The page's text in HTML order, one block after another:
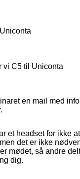
vi C5 til Uniconta
en mail med
et headset for ikke
det er ikke
mødet, så andre
dig.